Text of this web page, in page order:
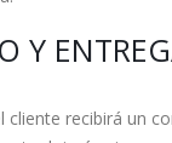
Y
cliente recibirá un